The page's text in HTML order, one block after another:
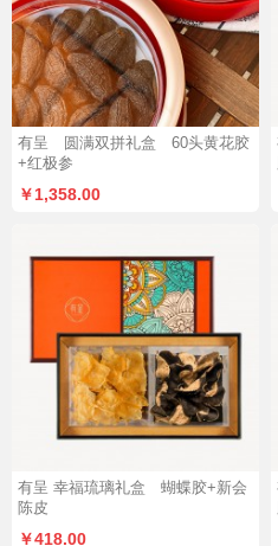
有呈 圆满双拼礼盒 60头黄花胶
+红极参
￥1,358.00
有呈 幸福琉璃礼盒 蝴蝶胶+新会
陈皮
￥418.00